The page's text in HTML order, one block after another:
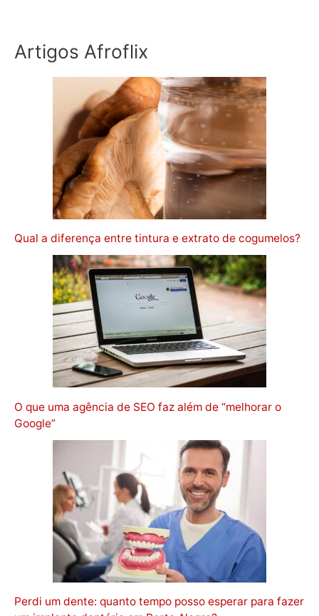
Artigos Afroflix
Qual a diferença entre tintura e extrato de cogumelos?
O que uma agência de SEO faz além de “melhorar o
Google”
Perdi um dente: quanto tempo posso esperar para fazer